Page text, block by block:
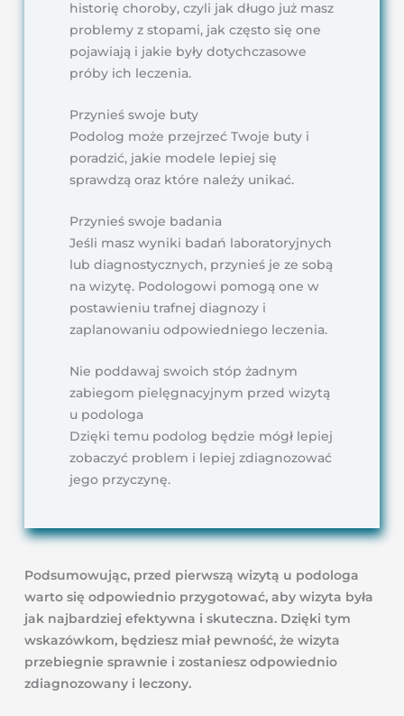
historię choroby, czyli jak długo już masz
problemy z stopami, jak często się one
pojawiają i jakie były dotychczasowe
próby ich leczenia.
Przynieś swoje buty
Podolog może przejrzeć Twoje buty i
poradzić, jakie modele lepiej się
sprawdzą oraz które należy unikać.
Przynieś swoje badania
Jeśli masz wyniki badań laboratoryjnych
lub diagnostycznych, przynieś je ze sobą
na wizytę. Podologowi pomogą one w
postawieniu trafnej diagnozy i
zaplanowaniu odpowiedniego leczenia.
Nie poddawaj swoich stóp żadnym
zabiegom pielęgnacyjnym przed wizytą
u podologa
Dzięki temu podolog będzie mógł lepiej
zobaczyć problem i lepiej zdiagnozować
jego przyczynę.
Podsumowując, przed pierwszą wizytą u podologa
warto się odpowiednio przygotować, aby wizyta była
jak najbardziej efektywna i skuteczna. Dzięki tym
wskazówkom, będziesz miał pewność, że wizyta
przebiegnie sprawnie i zostaniesz odpowiednio
zdiagnozowany i leczony.